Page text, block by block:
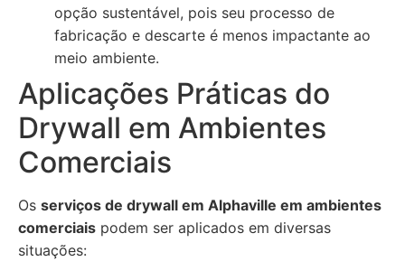
opção sustentável, pois seu processo de
fabricação e descarte é menos impactante ao
meio ambiente.
Aplicações Práticas do
Drywall em Ambientes
Comerciais
Os serviços de drywall em Alphaville em ambientes
comerciais podem ser aplicados em diversas
situações: